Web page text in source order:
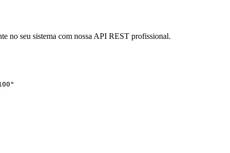
no seu sistema com nossa API REST profissional.